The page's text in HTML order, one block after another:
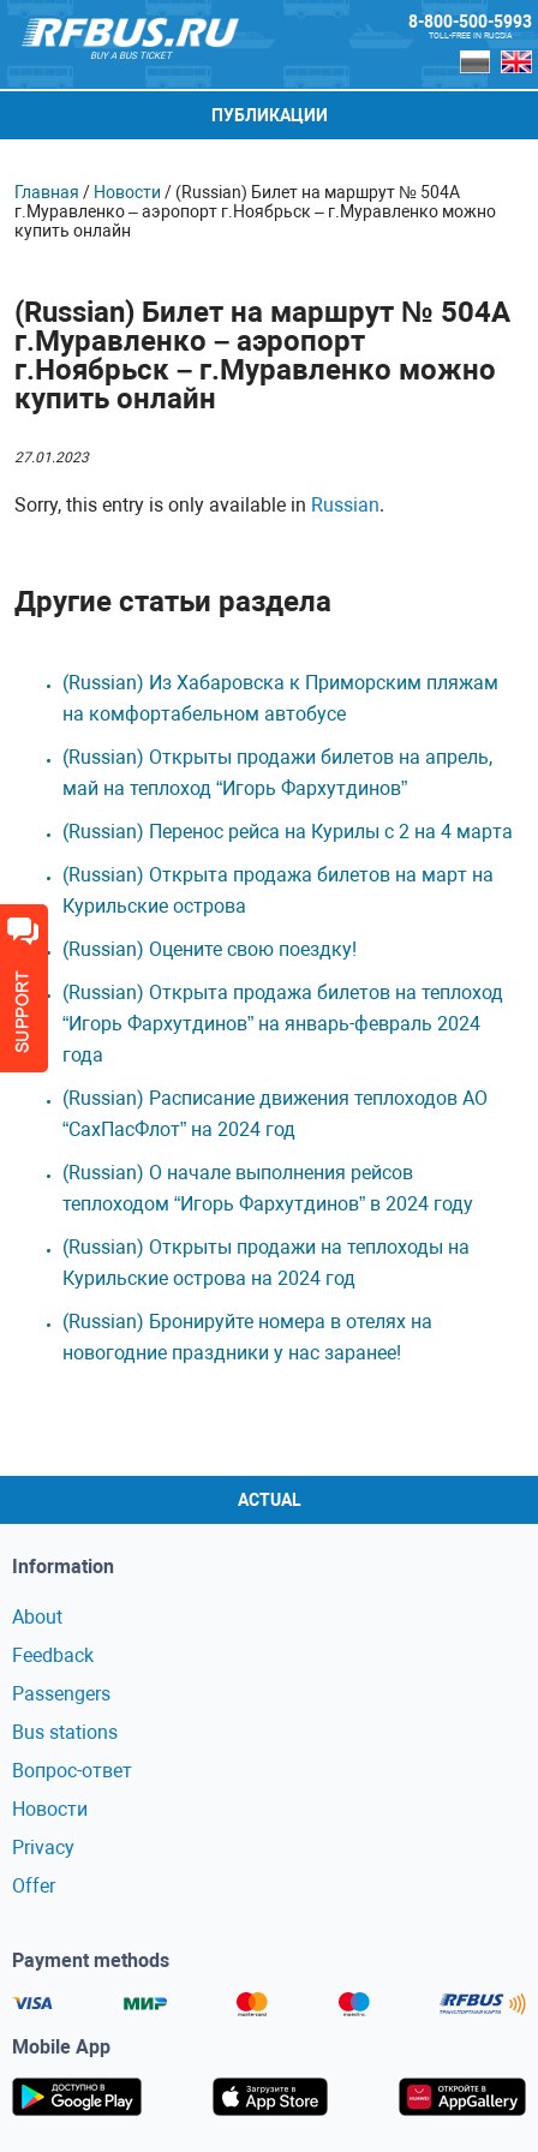
BUY A BUS TICKET
8-800-500-5993
TOLL-FREE IN RUSSIA
ПУБЛИКАЦИИ
Главная / Новости / (Russian) Билет на маршрут № 504А
г.Муравленко – аэропорт г.Ноябрьск – г.Муравленко можно
купить онлайн
(Russian) Билет на маршрут № 504А
г.Муравленко – аэропорт
г.Ноябрьск – г.Муравленко можно
купить онлайн
27.01.2023
Sorry, this entry is only available in Russian.
Другие статьи раздела
(Russian) Из Хабаровска к Приморским пляжам
на комфортабельном автобусе
(Russian) Открыты продажи билетов на апрель,
май на теплоход “Игорь Фархутдинов”
(Russian) Перенос рейса на Курилы с 2 на 4 марта
(Russian) Открыта продажа билетов на март на
Курильские острова
(Russian) Оцените свою поездку!
(Russian) Открыта продажа билетов на теплоход
“Игорь Фархутдинов” на январь-февраль 2024
года
(Russian) Расписание движения теплоходов АО
“СахПасФлот” на 2024 год
(Russian) О начале выполнения рейсов
теплоходом “Игорь Фархутдинов” в 2024 году
(Russian) Открыты продажи на теплоходы на
Курильские острова на 2024 год
(Russian) Бронируйте номера в отелях на
новогодние праздники у нас заранее!
ACTUAL
Information
About
Feedback
Passengers
Bus stations
Вопрос-ответ
Новости
Privacy
Offer
Payment methods
Mobile App